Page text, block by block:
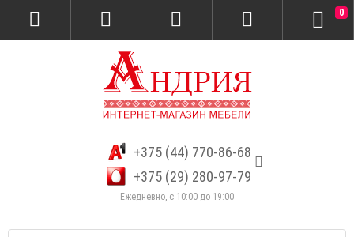
+375 (44) 770-86-68
+375 (29) 280-97-79
Ежедневно, с 10:00 до 19:00
0